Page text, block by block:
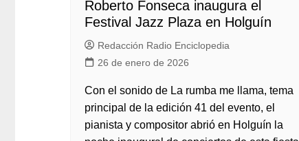
Roberto Fonseca inaugura el
Festival Jazz Plaza en Holguín
Redacción Radio Enciclopedia
26 de enero de 2026
Con el sonido de La rumba me llama, tema
principal de la edición 41 del evento, el
pianista y compositor abrió en Holguín la